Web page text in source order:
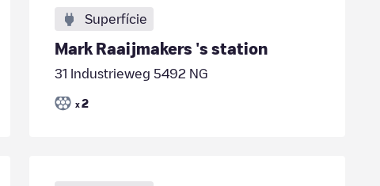
Superfície
Mark Raaijmakers 's station
31 Industrieweg 5492 NG
x 2